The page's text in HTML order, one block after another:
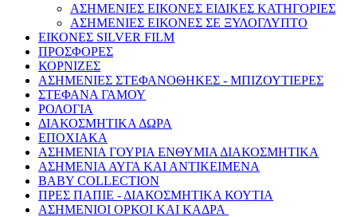
ΑΣΗΜΕΝΙΕΣ ΕΙΚΟΝΕΣ ΕΙΔΙΚΕΣ ΚΑΤΗΓΟΡΙΕΣ
ΑΣΗΜΕΝΙΕΣ ΕΙΚΟΝΕΣ ΣΕ ΞΥΛΟΓΛΥΠΤΟ
ΕΙΚΟΝΕΣ SILVER FILM
ΠΡΟΣΦΟΡΕΣ
ΚΟΡΝΙΖΕΣ
ΑΣΗΜΕΝΙΕΣ ΣΤΕΦΑΝΟΘΗΚΕΣ - ΜΠΙΖΟΥΤΙΕΡΕΣ
ΣΤΕΦΑΝΑ ΓΑΜΟΥ
ΡΟΛΟΓΙΑ
ΔΙΑΚΟΣΜΗΤΙΚΑ ΔΩΡΑ
ΕΠΟΧΙΑΚΑ
ΑΣΗΜΕΝΙΑ ΓΟΥΡΙΑ ΕΝΘΥΜΙΑ ΔΙΑΚΟΣΜΗΤΙΚΑ
ΑΣΗΜΕΝΙΑ ΑΥΓΑ ΚΑΙ ΑΝΤΙΚΕΙΜΕΝΑ
BABY COLLECTION
ΠΡΕΣ ΠΑΠΙΕ - ΔΙΑΚΟΣΜΗΤΙΚΑ ΚΟΥΤΙΑ
ΑΣΗΜΕΝΙΟΙ ΟΡΚΟΙ ΚΑΙ ΚΑΔΡΑ